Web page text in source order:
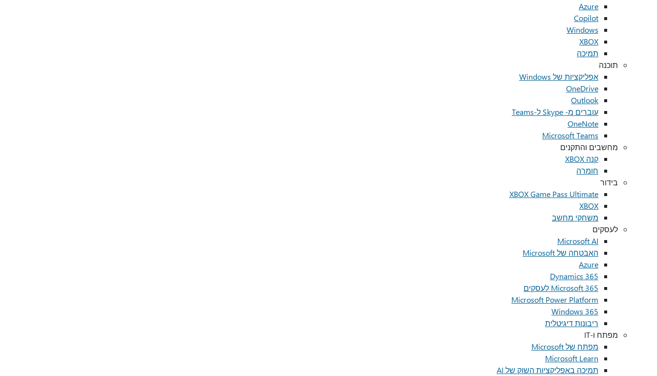
Azure
Copilot
Windows
XBOX
תמיכה
תוכנה
אפליקציות של Windows
OneDrive
Outlook
עוברים מ- Skype ל-Teams
OneNote
Microsoft Teams
מחשבים והתקנים
קנה XBOX
חומרה
בידור
XBOX Game Pass Ultimate
XBOX
משחקי מחשב
לעסקים
Microsoft AI
האבטחה של Microsoft
Azure
Dynamics 365
Microsoft 365 לעסקים
Microsoft Power Platform
Windows 365
ריבונות דיגיטלית
מפתח ו-IT
מפתח של Microsoft
Microsoft Learn
תמיכה באפליקציות השוק של AI